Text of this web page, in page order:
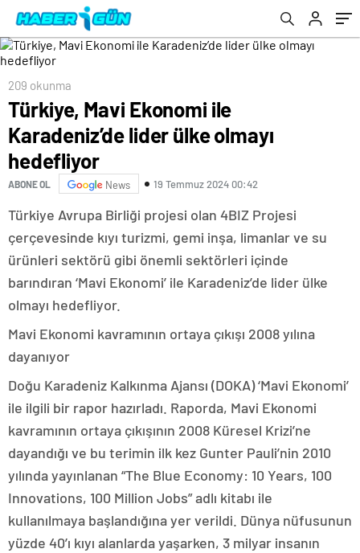
209 okunma
Türkiye, Mavi Ekonomi ile
Karadeniz’de lider ülke olmayı
hedefliyor
ABONE OL News 19 Temmuz 2024 00:42
Türkiye Avrupa Birliği projesi olan 4BIZ Projesi
çerçevesinde kıyı turizmi, gemi inşa, limanlar ve su
ürünleri sektörü gibi önemli sektörleri içinde
barındıran ‘Mavi Ekonomi’ ile Karadeniz’de lider ülke
olmayı hedefliyor.
Mavi Ekonomi kavramının ortaya çıkışı 2008 yılına
dayanıyor
Doğu Karadeniz Kalkınma Ajansı (DOKA) ‘Mavi Ekonomi’
ile ilgili bir rapor hazırladı. Raporda, Mavi Ekonomi
kavramının ortaya çıkışının 2008 Küresel Krizi’ne
dayandığı ve bu terimin ilk kez Gunter Pauli’nin 2010
yılında yayınlanan “The Blue Economy: 10 Years, 100
Innovations, 100 Million Jobs” adlı kitabı ile
kullanılmaya başlandığına yer verildi. Dünya nüfusunun
yüzde 40’ı kıyı alanlarda yaşarken, 3 milyar insanın